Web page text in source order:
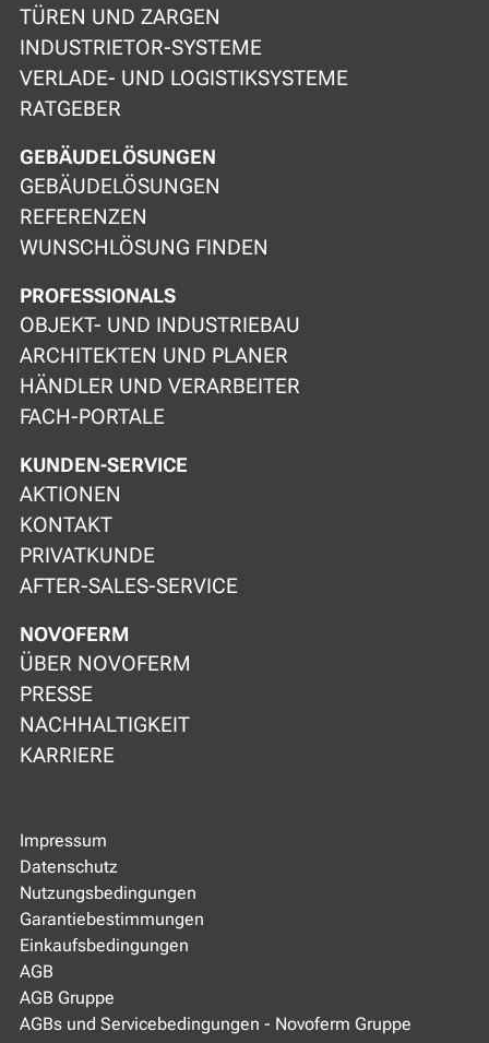
TÜREN UND ZARGEN
INDUSTRIETOR-SYSTEME
VERLADE- UND LOGISTIKSYSTEME
RATGEBER
GEBÄUDELÖSUNGEN
GEBÄUDELÖSUNGEN
REFERENZEN
WUNSCHLÖSUNG FINDEN
PROFESSIONALS
OBJEKT- UND INDUSTRIEBAU
ARCHITEKTEN UND PLANER
HÄNDLER UND VERARBEITER
FACH-PORTALE
KUNDEN-SERVICE
AKTIONEN
KONTAKT
PRIVATKUNDE
AFTER-SALES-SERVICE
NOVOFERM
ÜBER NOVOFERM
PRESSE
NACHHALTIGKEIT
KARRIERE
Impressum
Datenschutz
Nutzungsbedingungen
Garantiebestimmungen
Einkaufsbedingungen
AGB
AGB Gruppe
AGBs und Servicebedingungen - Novoferm Gruppe